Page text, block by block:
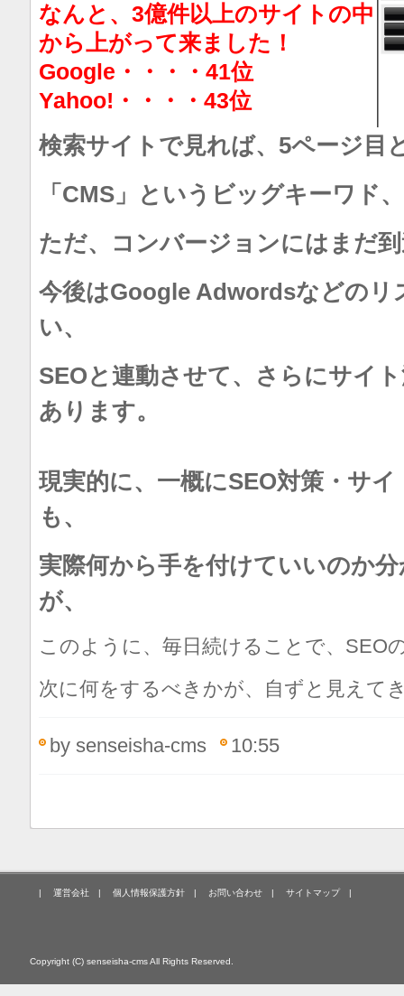
なんと、3億件以上のサイトの中
から上がって来ました！
Google・・・・41位
Yahoo!・・・・43位
検索サイトで見れば、5ページ目
「CMS」というビッグキーワド
ただ、コンバージョンにはまだ
今後はGoogle Adwordsなどのリ
い、
SEOと連動させて、さらにサイ
あります。
現実的に、一概にSEO対策・サ
も、
実際何から手を付けていいのか
が、
このように、毎日続けることで、SEO
次に何をするべきかが、自ずと見えて
by senseisha-cms 10:55
| 運営会社| 個人情報保護方針| お問い合わせ| サイトマップ|
Copyright (C) senseisha-cms All Rights Reserved.